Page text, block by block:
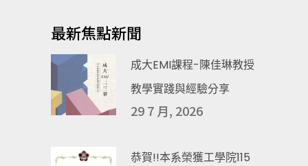
最新焦點新聞
成大EMI課程-陳佳琳教授
教學實踐與經驗分享
29 7 月, 2026
恭賀!!本系榮獲工學院115